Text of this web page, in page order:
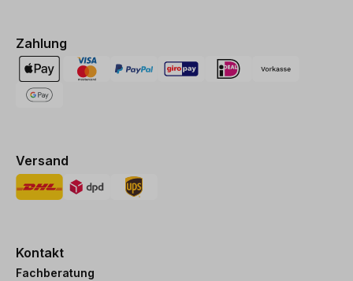
Zahlung
Versand
Kontakt
Fachberatung